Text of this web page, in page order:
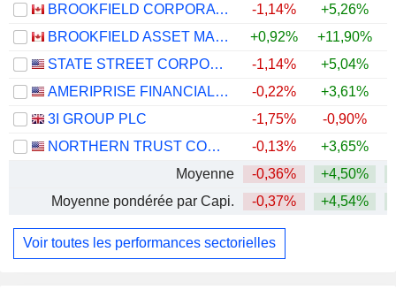
BROOKFIELD CORPORATION
-1,14% +5,26%
BROOKFIELD ASSET MANAGEMENT LTD.
+0,92% +11,90%
STATE STREET CORPORATION
-1,14% +5,04%
AMERIPRISE FINANCIAL, INC.
-0,22% +3,61%
3I GROUP PLC
-1,75% -0,90%
NORTHERN TRUST CORPORATION
-0,13% +3,65%
Moyenne
-0,36% +4,50%
Moyenne pondérée par Capi.
-0,37% +4,54%
Voir toutes les performances sectorielles